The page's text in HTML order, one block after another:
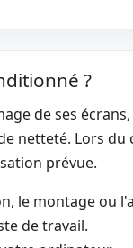
·
Autres:
Poids:
?
de ses
netteté. Lors
prévue.
le montage ou
de travail.